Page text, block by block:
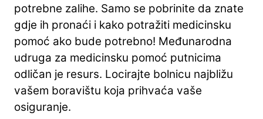
potrebne zalihe. Samo se pobrinite da znate
gdje ih pronaći i kako potražiti medicinsku
pomoć ako bude potrebno! Međunarodna
udruga za medicinsku pomoć putnicima
odličan je resurs. Locirajte bolnicu najbližu
vašem boravištu koja prihvaća vaše
osiguranje.